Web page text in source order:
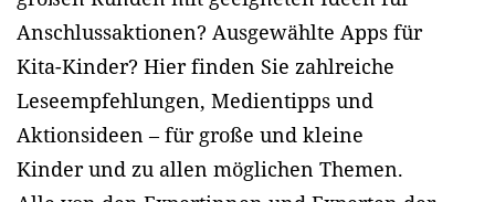
Anschlussaktionen? Ausgewählte Apps für
Kita-Kinder? Hier finden Sie zahlreiche
Leseempfehlungen, Medientipps und
Aktionsideen – für große und kleine
Kinder und zu allen möglichen Themen.